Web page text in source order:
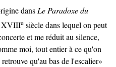
dans Le Paradoxe du
XVIIIe siècle dans lequel on peut
et me réduit au silence,
moi, tout entier à ce qu'on
qu'au bas de l'escalier